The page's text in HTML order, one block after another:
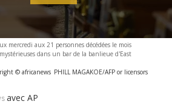
mercredi aux 21 personnes décédées le mois
dans un bar de la banlieue d'East
© africanews PHILL MAGAKOE/AFP or licensors
avec AP